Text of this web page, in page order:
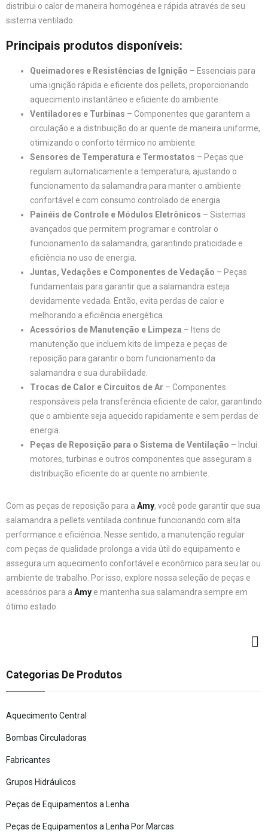
distribui o calor de maneira homogénea e rápida através de seu
sistema ventilado.
Principais produtos disponíveis:
Queimadores e Resistências de Ignição – Essenciais para
uma ignição rápida e eficiente dos pellets, proporcionando
aquecimento instantâneo e eficiente do ambiente.
Ventiladores e Turbinas – Componentes que garantem a
circulação e a distribuição do ar quente de maneira uniforme,
otimizando o conforto térmico no ambiente.
Sensores de Temperatura e Termostatos – Peças que
regulam automaticamente a temperatura, ajustando o
funcionamento da salamandra para manter o ambiente
confortável e com consumo controlado de energia.
Painéis de Controle e Módulos Eletrônicos – Sistemas
avançados que permitem programar e controlar o
funcionamento da salamandra, garantindo praticidade e
eficiência no uso de energia.
Juntas, Vedações e Componentes de Vedação – Peças
fundamentais para garantir que a salamandra esteja
devidamente vedada. Então, evita perdas de calor e
melhorando a eficiência energética.
Acessórios de Manutenção e Limpeza – Itens de
manutenção que incluem kits de limpeza e peças de
reposição para garantir o bom funcionamento da
salamandra e sua durabilidade.
Trocas de Calor e Circuitos de Ar – Componentes
responsáveis pela transferência eficiente de calor, garantindo
que o ambiente seja aquecido rapidamente e sem perdas de
energia.
Peças de Reposição para o Sistema de Ventilação – Inclui
motores, turbinas e outros componentes que asseguram a
distribuição eficiente do ar quente no ambiente.
Com as peças de reposição para a Amy, você pode garantir que sua
salamandra a pellets ventilada continue funcionando com alta
performance e eficiência. Nesse sentido, a manutenção regular
com peças de qualidade prolonga a vida útil do equipamento e
assegura um aquecimento confortável e econômico para seu lar ou
ambiente de trabalho. Por isso, explore nossa seleção de peças e
acessórios para a Amy e mantenha sua salamandra sempre em
ótimo estado.
Categorias De Produtos
Aquecimento Central
Bombas Circuladoras
Fabricantes
Grupos Hidráulicos
Peças de Equipamentos a Lenha
Peças de Equipamentos a Lenha Por Marcas